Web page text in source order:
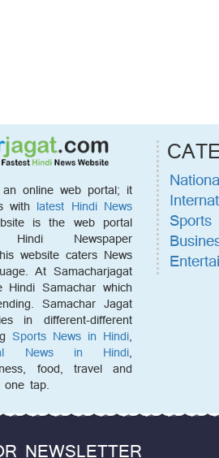
online web portal; it
with latest Hindi News
is the web portal
Newspaper
website caters News
At Samacharjagat
Hindi Samachar which
Samachar Jagat
in different-different
Sports News in Hindi,
News in Hindi,
food, travel and
tap.
Sports
NEWSLETTER